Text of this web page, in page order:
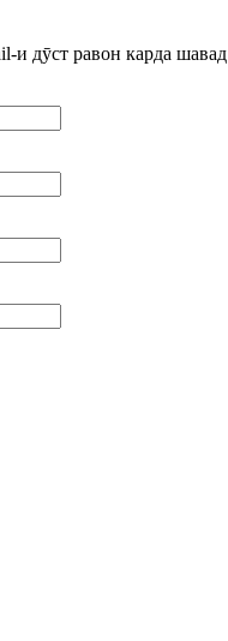
и дӯст равон карда шавад